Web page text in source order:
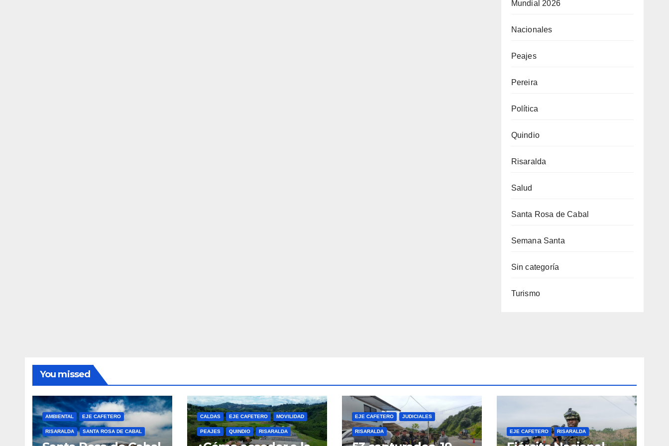
Mundial 2026
Nacionales
Peajes
Pereira
Política
Quindio
Risaralda
Salud
Santa Rosa de Cabal
Semana Santa
Sin categoría
Turismo
You missed
AMBIENTAL EJE CAFETERO
RISARALDA SANTA ROSA DE CABAL
CALDAS EJE CAFETERO MOVILIDAD
PEAJES QUINDIO RISARALDA
EJE CAFETERO JUDICIALES
RISARALDA EJE CAFETERO RISARALDA